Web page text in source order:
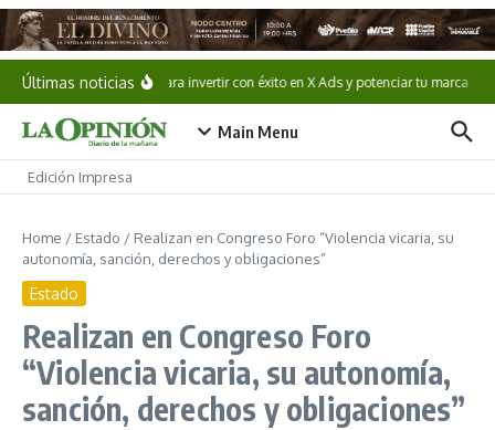
Saltar al contenido
Últimas noticiasGuía para invertir con éxito en X Ads y potenciar tu marca
Main Menu
Edición Impresa
Home / Estado / Realizan en Congreso Foro “Violencia vicaria, su
autonomía, sanción, derechos y obligaciones”
Estado
Realizan en Congreso Foro
“Violencia vicaria, su autonomía,
sanción, derechos y obligaciones”